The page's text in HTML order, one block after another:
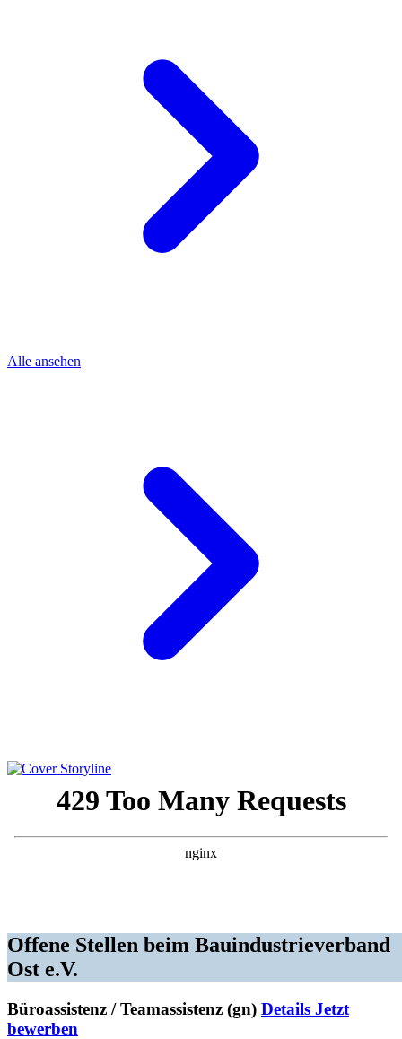
Alle ansehen
Offene Stellen beim Bauindustrie­verband
Ost e.V.
Büroassistenz / Teamassistenz (gn) Details Jetzt
bewerben